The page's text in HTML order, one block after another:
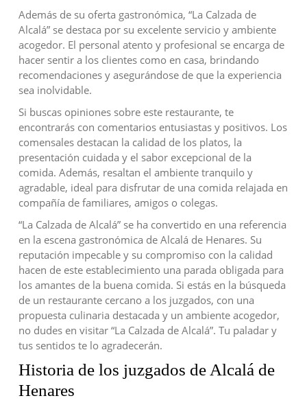
Además de su oferta gastronómica, “La Calzada de
Alcalá” se destaca por su excelente servicio y ambiente
acogedor. El personal atento y profesional se encarga de
hacer sentir a los clientes como en casa, brindando
recomendaciones y asegurándose de que la experiencia
sea inolvidable.
Si buscas opiniones sobre este restaurante, te
encontrarás con comentarios entusiastas y positivos. Los
comensales destacan la calidad de los platos, la
presentación cuidada y el sabor excepcional de la
comida. Además, resaltan el ambiente tranquilo y
agradable, ideal para disfrutar de una comida relajada en
compañía de familiares, amigos o colegas.
“La Calzada de Alcalá” se ha convertido en una referencia
en la escena gastronómica de Alcalá de Henares. Su
reputación impecable y su compromiso con la calidad
hacen de este establecimiento una parada obligada para
los amantes de la buena comida. Si estás en la búsqueda
de un restaurante cercano a los juzgados, con una
propuesta culinaria destacada y un ambiente acogedor,
no dudes en visitar “La Calzada de Alcalá”. Tu paladar y
tus sentidos te lo agradecerán.
Historia de los juzgados de Alcalá de
Henares